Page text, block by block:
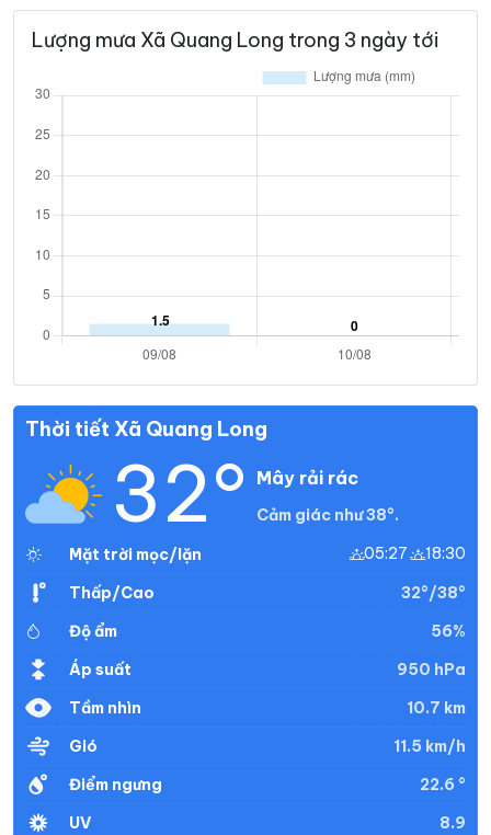
Lượng mưa Xã Quang Long trong 3 ngày tới
Thời tiết Xã Quang Long
32° Mây rải rác
Cảm giác như 38°.
Mặt trời mọc/lặn
05:27 18:30
Thấp/Cao
32°/38°
Độ ẩm
56%
Áp suất
950 hPa
Tầm nhìn
10.7 km
Gió
11.5 km/h
Điểm ngưng
22.6 °
UV
8.9